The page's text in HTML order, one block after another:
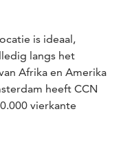
is ideaal,
langs het
Afrika en Amerika
heeft CCN
vierkante